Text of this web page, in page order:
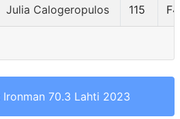
Julia Calogeropulos 115
70.3 Lahti 2023